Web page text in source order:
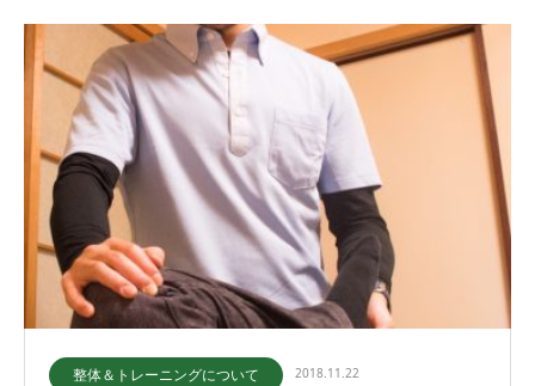
整体＆トレーニングについて 2018.11.22